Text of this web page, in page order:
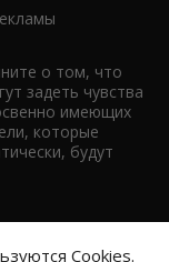
о том, что
задеть чувства
имеющих
которые
будут
Cookies.